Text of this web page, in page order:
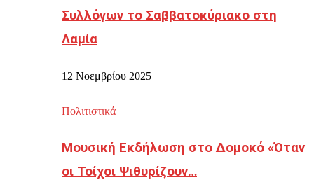
Συλλόγων το Σαββατοκύριακο στη
Λαμία
12 Νοεμβρίου 2025
Πολιτιστικά
Μουσική Εκδήλωση στο Δομοκό «Όταν
οι Τοίχοι Ψιθυρίζουν…